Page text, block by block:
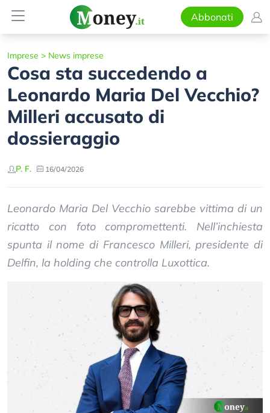
Abbonati
Imprese > News imprese
Cosa sta succedendo a
Leonardo Maria Del Vecchio?
Milleri accusato di
dossieraggio
P. F. 16/04/2026
Leonardo Maria Del Vecchio sarebbe vittima di un
ricatto con foto compromettenti. Nell’inchiesta
spunta il nome di Francesco Milleri, presidente di
Delfin, la holding che controlla Luxottica.